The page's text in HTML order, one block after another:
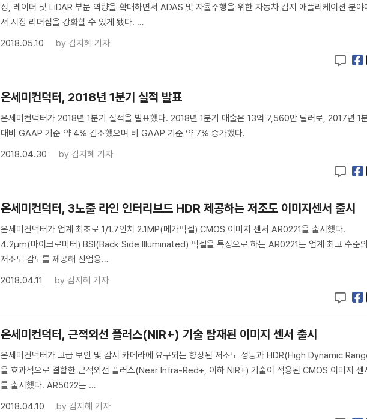
징, 레이더 및 LiDAR 부문 역량을 확대하면서 ADAS 및 자율주행을 위한 자동차 감지 애플리케이션 분야
서 시장 리더십을 강화할 수 있게 됐다. …
2018.05.10
by김지혜 기자
온세미컨덕터, 2018년 1분기 실적 발표
온세미컨덕터가 2018년 1분기 실적을 발표했다. 2018년 1분기 매출은 13억 7,560만 달러로, 2017년 1분
대비 GAAP 기준 약 4% 감소했으며 비 GAAP 기준 약 7% 증가했다.
2018.04.30
by김지혜 기자
온세미컨덕터, 3노출 라인 인터리브드 HDR 제공하는 저조도 이미지센서 출시
온세미컨덕터가 업계 최초로 1/1.7인치 2.1MP(메가픽셀) CMOS 이미지 센서 AR0221을 출시했다.
4.2μm(마이크로미터) BSI(Back Side Illuminated) 픽셀을 특징으로 하는 AR0221는 업계 최고 수준의
저조도 감도를 제공해 산업용…
2018.04.11
by김지혜 기자
온세미컨덕터, 근적외선 플러스(NIR+) 기술 탑재된 이미지 센서 출시
온세미컨덕터가 고급 보안 및 감시 카메라에 요구되는 향상된 저조도 성능과 HDR(High Dynamic
을 효과적으로 결합한 근적외선 플러스(Near Infra-Red+, 이하 NIR+) 기술이 적용된 CMOS 이미지 센
를 출시했다. AR5022는 …
2018.04.10
by김지혜 기자